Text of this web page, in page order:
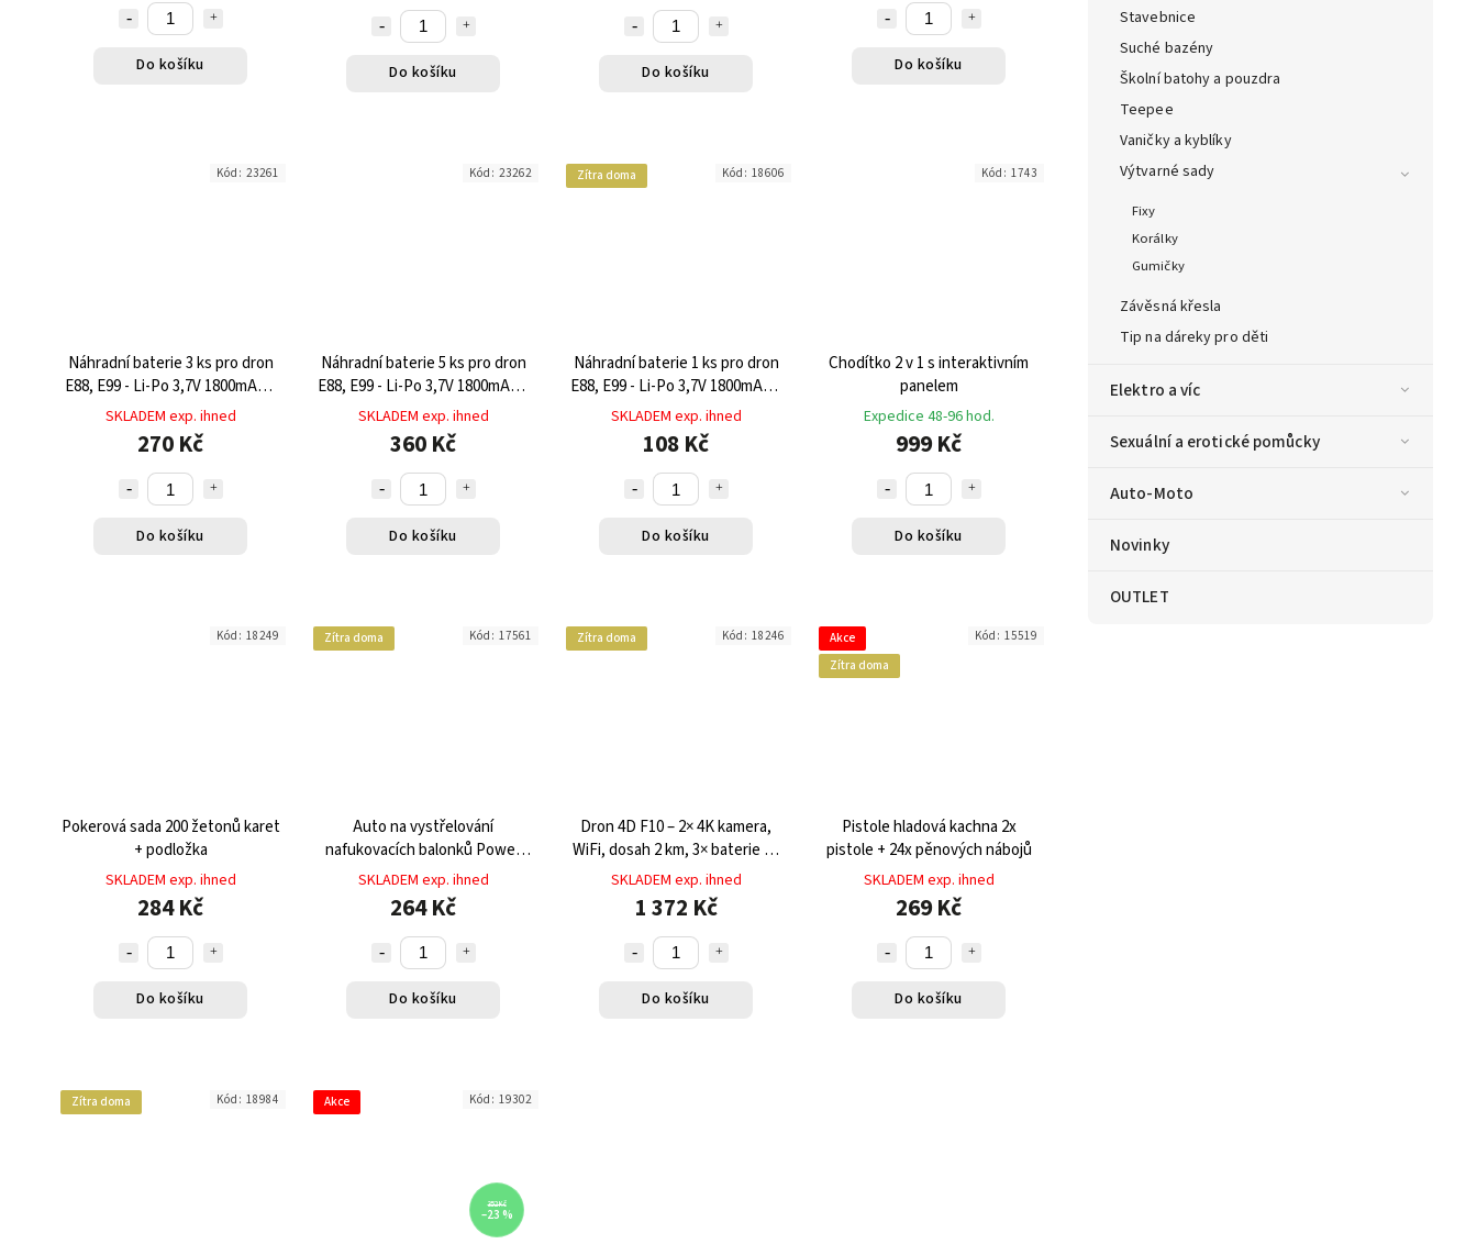
Stavebnice
Suché bazény
Školní batohy a pouzdra
Teepee
Vaničky a kyblíky
Výtvarné sady
Fixy
Korálky
Gumičky
Závěsná křesla
Tip na dáreky pro děti
Elektro a víc
Sexuální a erotické pomůcky
Auto-Moto
Novinky
OUTLET
Do košíku Do košíku Do košíku Do košíku
Náhradní baterie 3 ks pro dron
E88, E99 - Li-Po 3,7V 1800mAh s
výdrží až 15 minut letu
SKLADEM exp. ihned
270 Kč
Do košíku
Kód: 23261
Náhradní baterie 5 ks pro dron
E88, E99 - Li-Po 3,7V 1800mAh s
výdrží až 15 minut letu
SKLADEM exp. ihned
360 Kč
Do košíku
Kód: 23262 Zítra doma
Náhradní baterie 1 ks pro dron
E88, E99 - Li-Po 3,7V 1800mAh s
výdrží až 15 minut letu
SKLADEM exp. ihned
108 Kč
Do košíku
Kód: 18606
Chodítko 2 v 1 s interaktivním
panelem
Expedice 48-96 hod.
999 Kč
Do košíku
Kód: 1743
Pokerová sada 200 žetonů karet
+ podložka
SKLADEM exp. ihned
284 Kč
Do košíku
Kód: 18249 Zítra doma
Auto na vystřelování
nafukovacích balonků Power
Baloon
SKLADEM exp. ihned
264 Kč
Do košíku
Kód: 17561 Zítra doma
Dron 4D F10 – 2× 4K kamera,
WiFi, dosah 2 km, 3× baterie 25
min, pouzdro
SKLADEM exp. ihned
1 372 Kč
Do košíku
Kód: 18246
Akce
Zítra doma
Pistole hladová kachna 2x
pistole + 24x pěnových nábojů
SKLADEM exp. ihned
269 Kč
Do košíku
Kód: 15519
Zítra doma Kód: 18984 Akce
352 Kč
–23 %
Kód: 19302